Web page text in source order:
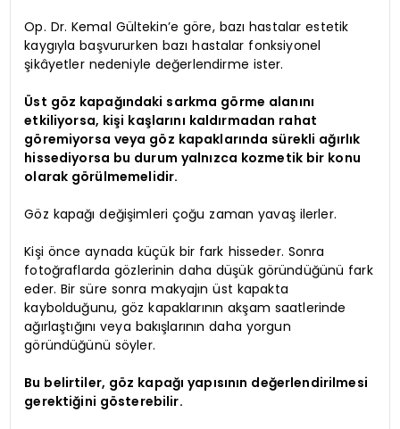
Op. Dr. Kemal Gültekin’e göre, bazı hastalar estetik
kaygıyla başvururken bazı hastalar fonksiyonel
şikâyetler nedeniyle değerlendirme ister.
Üst göz kapağındaki sarkma görme alanını
etkiliyorsa, kişi kaşlarını kaldırmadan rahat
göremiyorsa veya göz kapaklarında sürekli ağırlık
hissediyorsa bu durum yalnızca kozmetik bir konu
olarak görülmemelidir.
Göz kapağı değişimleri çoğu zaman yavaş ilerler.
Kişi önce aynada küçük bir fark hisseder. Sonra
fotoğraflarda gözlerinin daha düşük göründüğünü fark
eder. Bir süre sonra makyajın üst kapakta
kaybolduğunu, göz kapaklarının akşam saatlerinde
ağırlaştığını veya bakışlarının daha yorgun
göründüğünü söyler.
Bu belirtiler, göz kapağı yapısının değerlendirilmesi
gerektiğini gösterebilir.